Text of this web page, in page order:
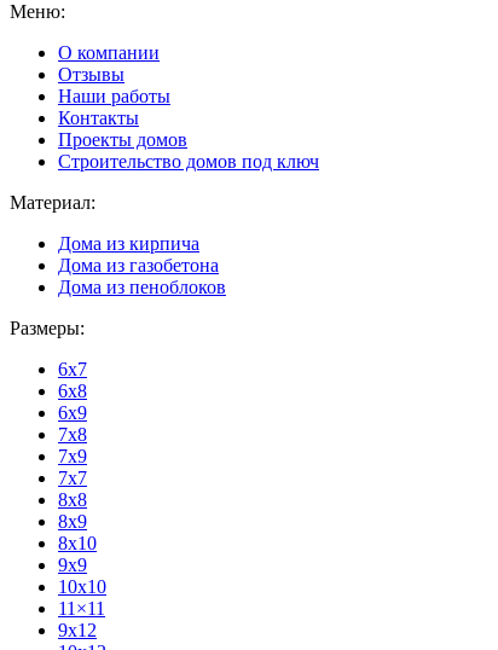
Меню:
О компании
Отзывы
Наши работы
Контакты
Проекты домов
Строительство домов под ключ
Материал:
Дома из кирпича
Дома из газобетона
Дома из пеноблоков
Размеры:
6x7
6x8
6x9
7x8
7x9
7x7
8x8
8x9
8x10
9x9
10x10
11×11
9x12